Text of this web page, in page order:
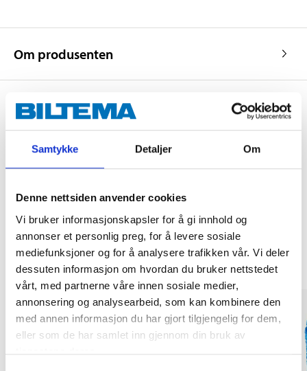
Samtykke Detaljer Om
Denne nettsiden anvender cookies
Vi bruker informasjonskapsler for å gi innhold og
annonser et personlig preg, for å levere sosiale
mediefunksjoner og for å analysere trafikken vår. Vi deler
dessuten informasjon om hvordan du bruker nettstedet
vårt, med partnerne våre innen sosiale medier,
annonsering og analysearbeid, som kan kombinere den
med annen informasjon du har gjort tilgjengelig for dem,
eller som de har samlet inn gjennom din bruk av
Om produsenten
Kjøp & Hent
Kjøp & Hent i ditt varehus.
Andre kunder har også kjøpt